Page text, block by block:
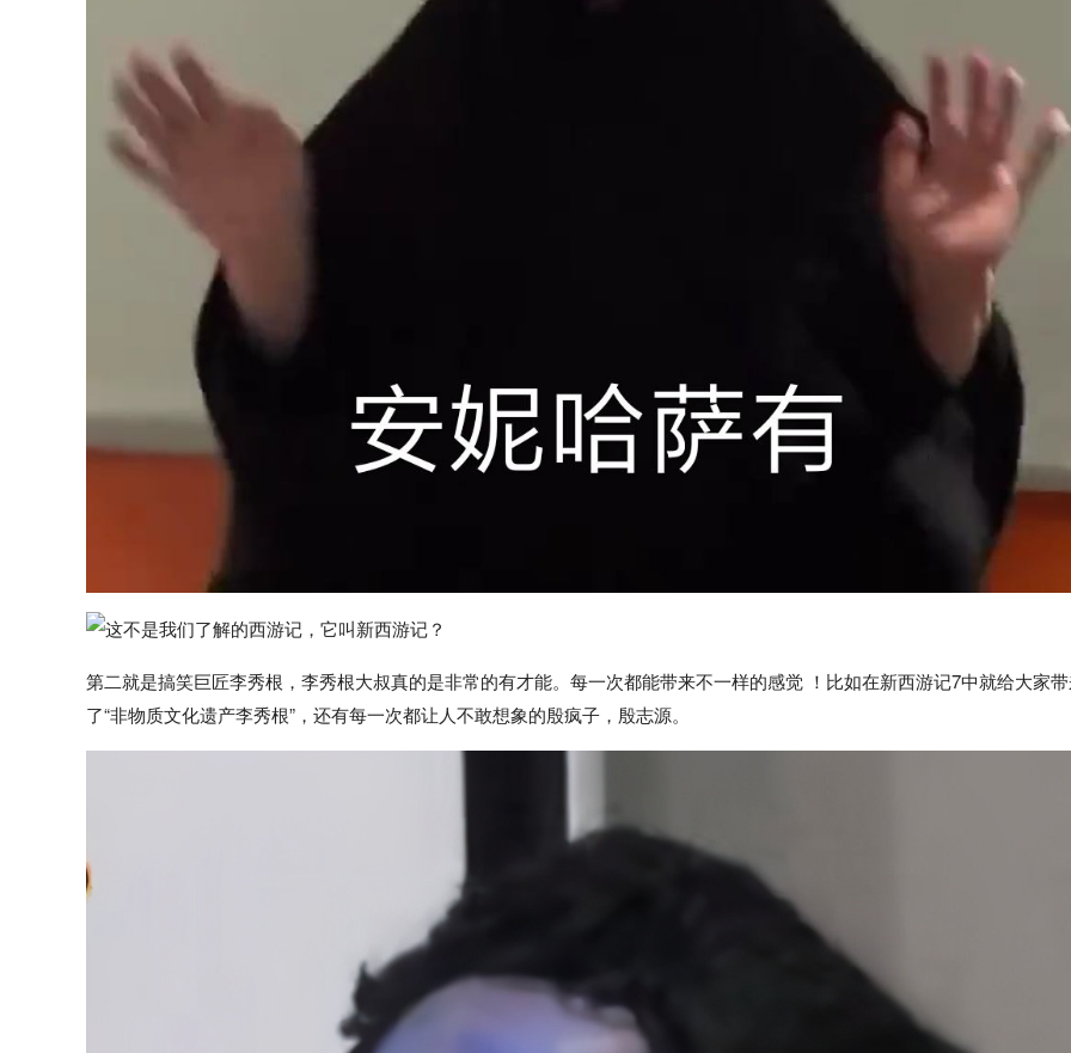
第二就是搞笑巨匠李秀根，李秀根大叔真的是非常的有才能。每一次都能带来不一样的感觉 ！比如在新西游记7中就给大家
了“非物质文化遗产李秀根”，还有每一次都让人不敢想象的殷疯子，殷志源。